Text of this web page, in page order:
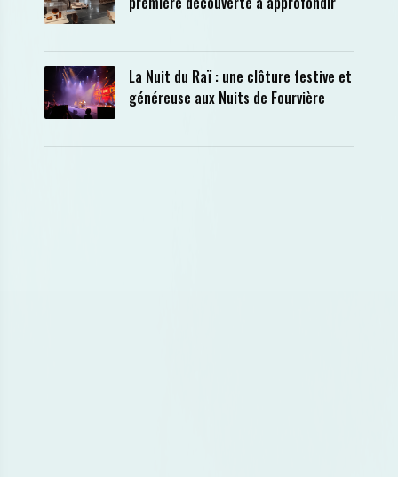
La Nuit du Raï : une clôture festive et
généreuse aux Nuits de Fourvière